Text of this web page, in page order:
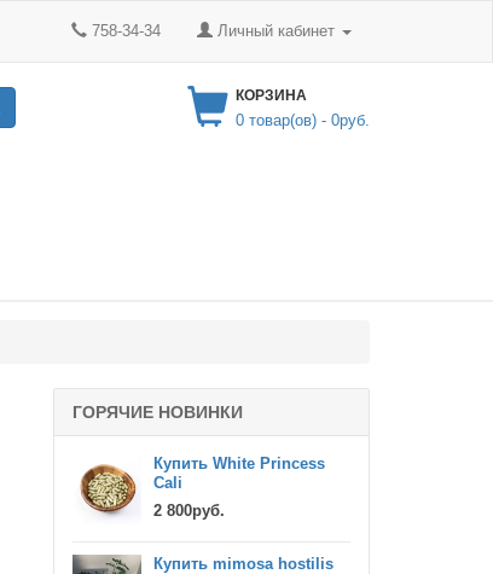
758-34-34 Личный кабинет
КОРЗИНА
0 товар(ов) - 0руб.
ГОРЯЧИЕ НОВИНКИ
Купить White Princess
Cali
2 800руб.
Купить mimosa hostilis